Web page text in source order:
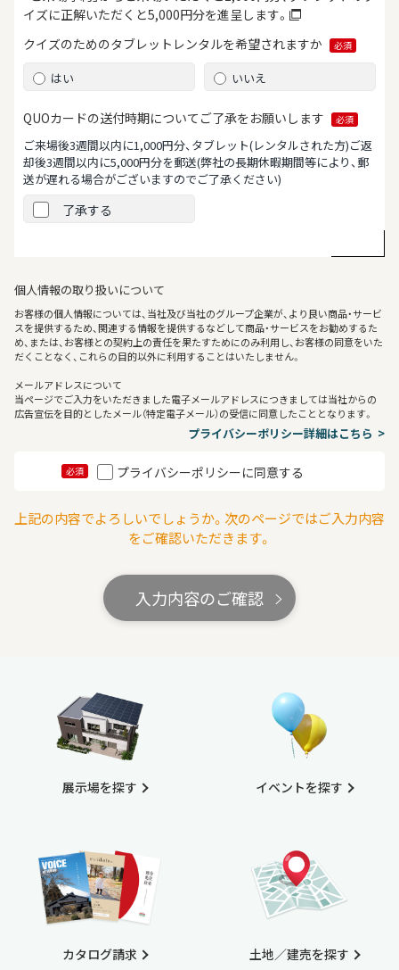
イズに正解いただくと5,000円分を進呈します。
クイズのためのタブレット レンタルを希望されますか 必須
はい いいえ
QUOカードの送付時期について ご了承をお願いします 必須
ご来場後3週間以内に1,000円分、タブレット(レンタルされた方)ご返
却後3週間以内に5,000円分を郵送(弊社の長期休暇期間等により、郵
送が遅れる場合がございますのでご了承ください)
了承する
個人情報の取り扱いについて
お客様の個人情報については、当社及び当社のグループ企業が、より良い商品・サービ
スを提供するため、関連する情報を提供するなどして商品・サービスをお勧めするた
め、または、お客様との契約上の責任を果たすためにのみ利用し、お客様の同意をいた
だくことなく、これらの目的以外に利用することはいたしません。
メールアドレスについて
当ページでご入力をいただきました電子メールアドレスにつきましては当社からの
広告宣伝を目的としたメール（特定電子メール）の受信に同意したこととなります。
プライバシーポリシー詳細はこちら
必須 プライバシーポリシーに同意する
上記の内容でよろしいでしょうか。次のページではご入力内容
をご確認いただきます。
入力内容のご確認
展示場を探す
カタログ請求
イベントを探す
土地／建売を探す